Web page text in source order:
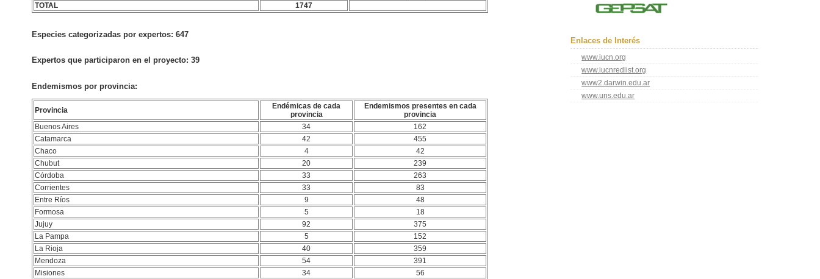
TOTAL
1747
Especies categorizadas por expertos: 647
Expertos que participaron en el proyecto: 39
Endemismos por provincia:
Provincia
Endémicas de cada
provincia
Endemismos presentes en cada
provincia
Buenos Aires
34
162
Catamarca
42
455
Chaco
4
42
Chubut
20
239
Córdoba
33
263
Corrientes
33
83
Entre Ríos
9
48
Formosa
5
18
Jujuy
92
375
La Pampa
5
152
La Rioja
40
359
Mendoza
54
391
Misiones
34 56
Enlaces de Interés
www.iucn.org
www.iucnredlist.org
www2.darwin.edu.ar
www.uns.edu.ar